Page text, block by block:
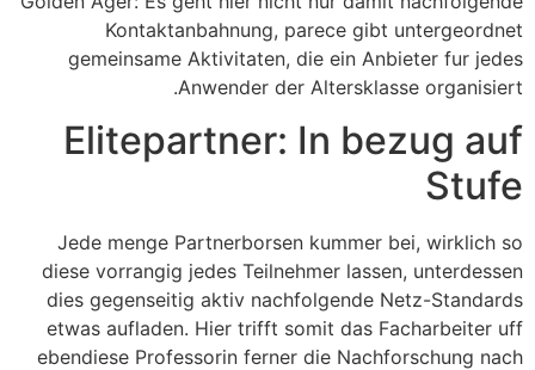
Kontaktanbahnung, parece gibt untergeordnet
gemeinsame Aktivitaten, die ein Anbieter fur jedes
Anwender der Altersklasse organisiert.
Elitepartner: In bezug auf
Stufe
Jede menge Partnerborsen kummer bei, wirklich so
diese vorrangig jedes Teilnehmer lassen, unterdessen
dies gegenseitig aktiv nachfolgende Netz-Standards
etwas aufladen. Hier trifft somit das Facharbeiter uff
ebendiese Professorin ferner die Nachforschung nach